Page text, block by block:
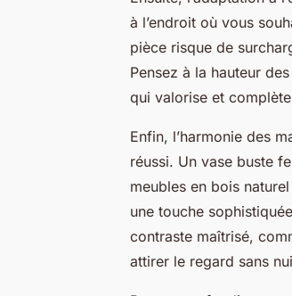
à l’endroit où vous
pièce risque de
Pensez à la hauteur
qui valorise et complète
Enfin, l’harmonie des
réussi. Un vase buste
meubles en bois
une touche
contraste maîtrisé,
attirer le regard sans